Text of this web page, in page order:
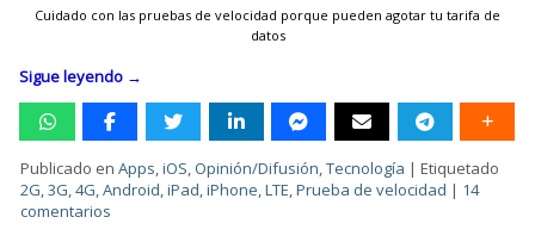
Cuidado con las pruebas de velocidad porque pueden agotar tu tarifa de
datos
Sigue leyendo →
Publicado en Apps,iOS, Opinión/Difusión,Tecnología |Etiquetado
2G,3G,4G,Android,iPad,iPhone,LTE,Prueba de velocidad | 14
comentarios